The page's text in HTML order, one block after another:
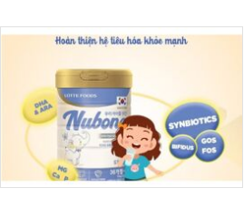
người lớn, giúp giải quyết tình trạng rối
loạn tiêu hóa, hấp thu dễ dàng hơn.